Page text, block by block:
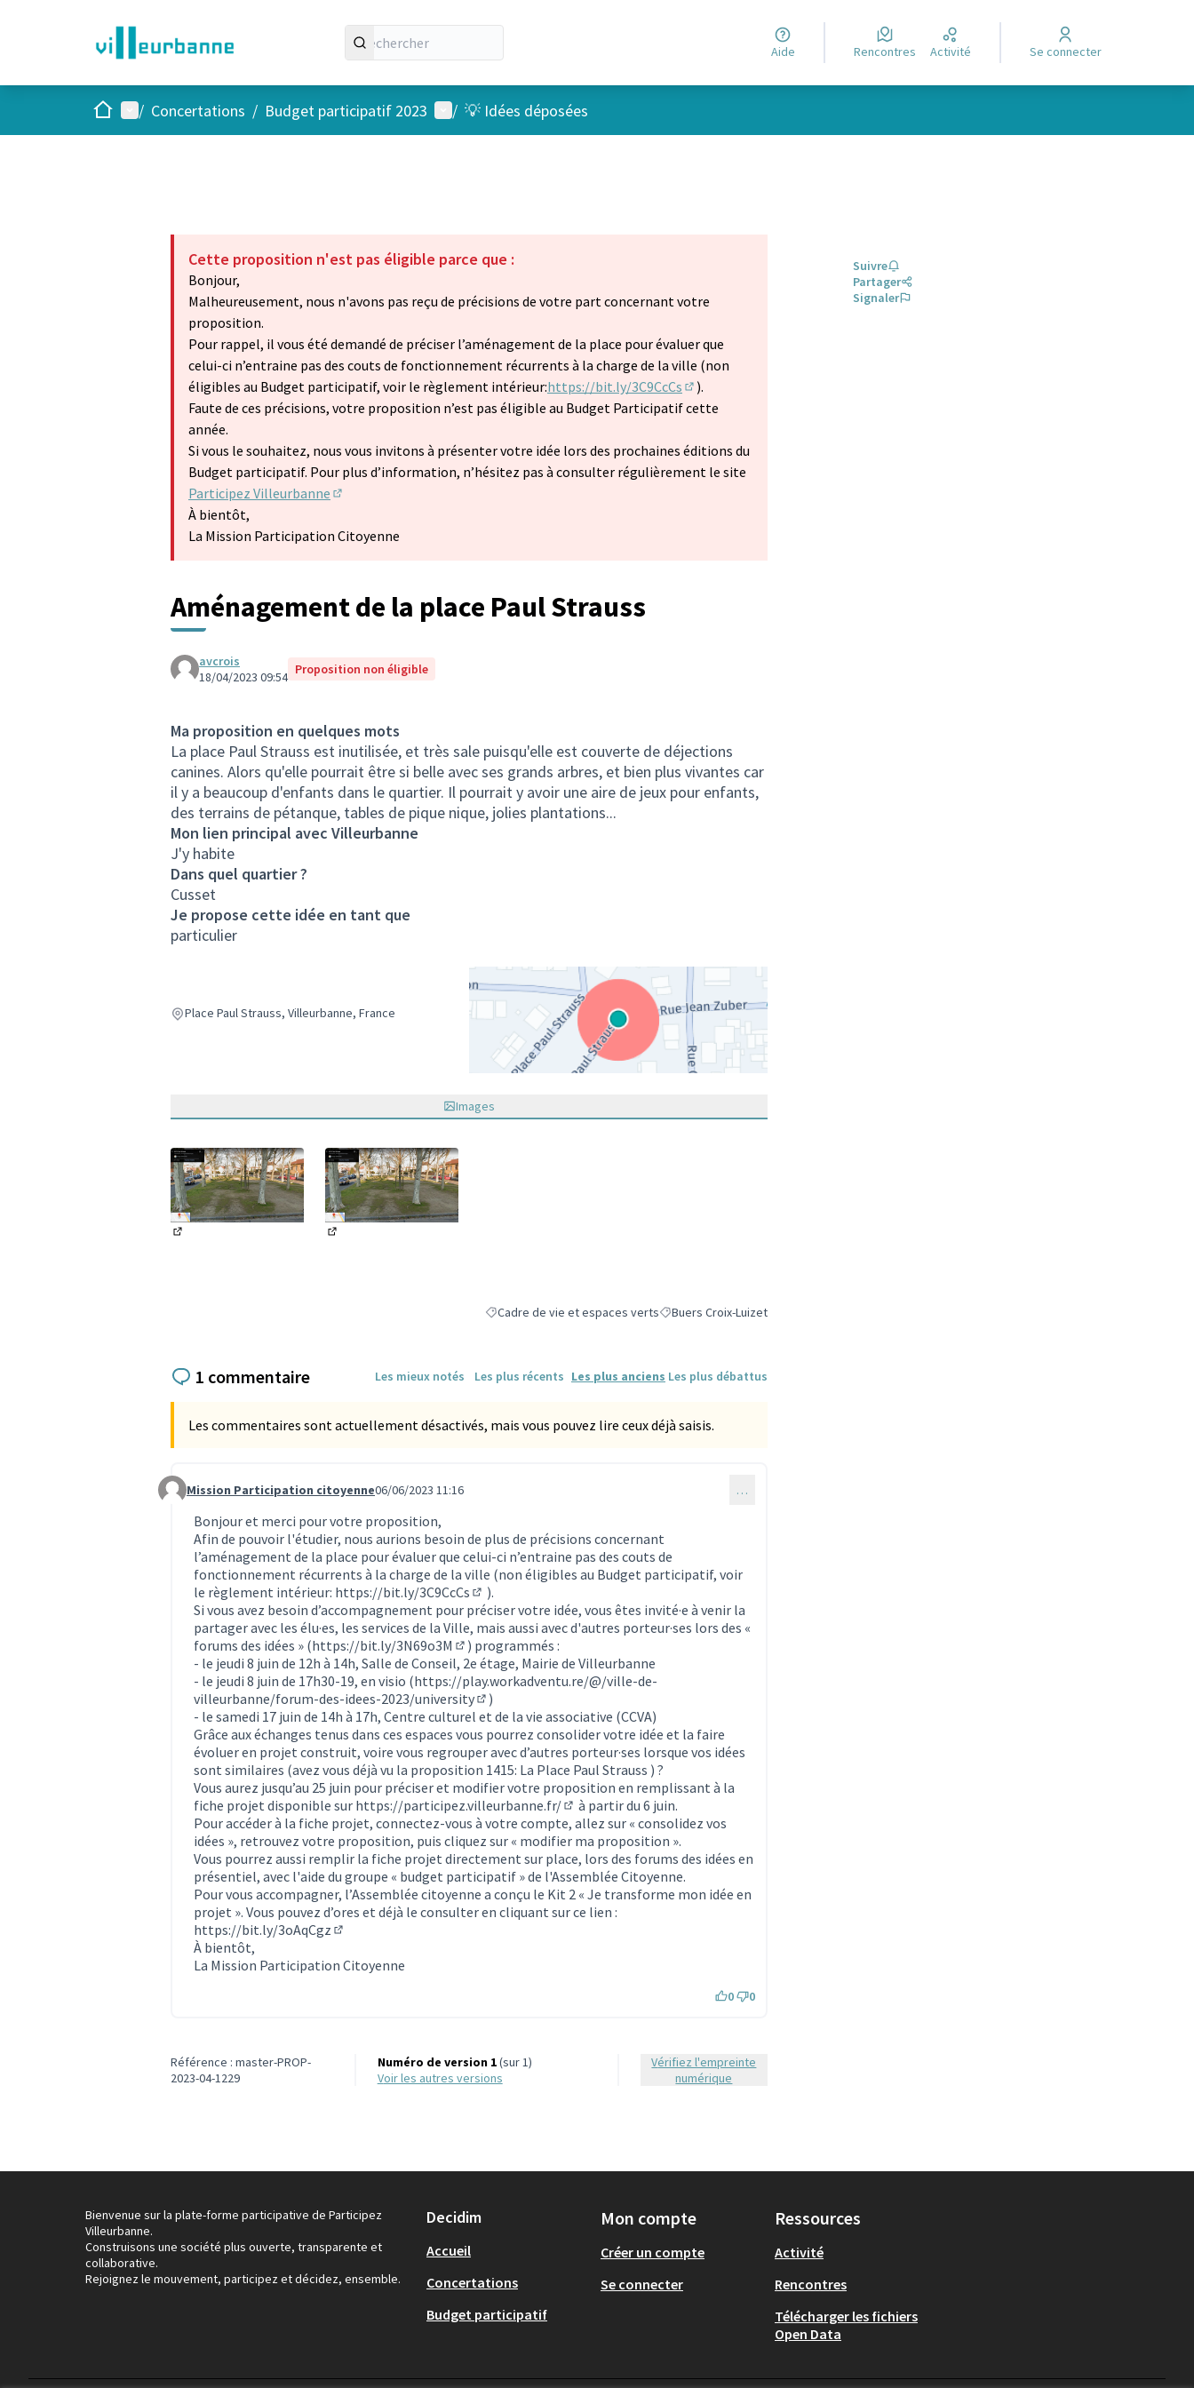
Aide Rencontres Activité Se connecter
AccueilMenu principal
/ Concertations / Budget participatif 2023 Menu utilisateur
/ 💡 Idées déposées
Cette proposition n'est pas éligible parce que :
Bonjour,
Malheureusement, nous n'avons pas reçu de précisions de votre part concernant votre
proposition.
Pour rappel, il vous été demandé de préciser l’aménagement de la place pour évaluer que
celui-ci n’entraine pas des couts de fonctionnement récurrents à la charge de la ville (non
éligibles au Budget participatif, voir le règlement intérieur:https://bit.ly/3C9CcCs
(Lien externe)
).
Faute de ces précisions, votre proposition n’est pas éligible au Budget Participatif cette
année.
Si vous le souhaitez, nous vous invitons à présenter votre idée lors des prochaines éditions du
Budget participatif. Pour plus d’information, n’hésitez pas à consulter régulièrement le site
Participez Villeurbanne
À bientôt,
La Mission Participation Citoyenne
Aménagement de la place Paul Strauss
avcrois
18/04/2023 09:54 Proposition non éligible
Ma proposition en quelques mots
La place Paul Strauss est inutilisée, et très sale puisqu'elle est couverte de déjections
canines. Alors qu'elle pourrait être si belle avec ses grands arbres, et bien plus vivantes car
il y a beaucoup d'enfants dans le quartier. Il pourrait y avoir une aire de jeux pour enfants,
des terrains de pétanque, tables de pique nique, jolies plantations...
Mon lien principal avec Villeurbanne
J'y habite
Dans quel quartier ?
Cusset
Je propose cette idée en tant que
particulier
Place Paul Strauss, Villeurbanne, France
Images
Filtrer les résultats de la catégorie : Cadre de vie et espaces verts
Cadre de vie et espaces vertsFiltrer les résultats pour le secteur : Buers Croix-Luizet
Buers Croix-Luizet
Suivre
Partager
Signaler
1 commentaire Les mieux notés Les plus récents Les plus anciens Les plus débattus
Les commentaires sont actuellement désactivés, mais vous pouvez lire ceux déjà saisis.
Commentaire 2473
Mission Participation citoyenne06/06/2023 11:16 …
Bonjour et merci pour votre proposition,
Afin de pouvoir l'étudier, nous aurions besoin de plus de précisions concernant
l’aménagement de la place pour évaluer que celui-ci n’entraine pas des couts de
fonctionnement récurrents à la charge de la ville (non éligibles au Budget participatif, voir
le règlement intérieur: https://bit.ly/3C9CcCs
(Lien externe)
).
Si vous avez besoin d’accompagnement pour préciser votre idée, vous êtes invité·e à venir la
partager avec les élu·es, les services de la Ville, mais aussi avec d'autres porteur·ses lors des «
forums des idées » (https://bit.ly/3N69o3M
(Lien externe)
) programmés :
- le jeudi 8 juin de 12h à 14h, Salle de Conseil, 2e étage, Mairie de Villeurbanne
- le jeudi 8 juin de 17h30-19, en visio (https://play.workadventu.re/@/ville-de-
villeurbanne/forum-des-idees-2023/university
(Lien externe)
)
- le samedi 17 juin de 14h à 17h, Centre culturel et de la vie associative (CCVA)
Grâce aux échanges tenus dans ces espaces vous pourrez consolider votre idée et la faire
évoluer en projet construit, voire vous regrouper avec d’autres porteur·ses lorsque vos idées
sont similaires (avez vous déjà vu la proposition 1415: La Place Paul Strauss ) ?
Vous aurez jusqu’au 25 juin pour préciser et modifier votre proposition en remplissant à la
fiche projet disponible sur https://participez.villeurbanne.fr/
(S'ouvre dans un nouvel onglet)
à partir du 6 juin.
Pour accéder à la fiche projet, connectez-vous à votre compte, allez sur « consolidez vos
idées », retrouvez votre proposition, puis cliquez sur « modifier ma proposition ».
Vous pourrez aussi remplir la fiche projet directement sur place, lors des forums des idées en
présentiel, avec l'aide du groupe « budget participatif » de l'Assemblée Citoyenne.
Pour vous accompagner, l’Assemblée citoyenne a conçu le Kit 2 « Je transforme mon idée en
projet ». Vous pouvez d’ores et déjà le consulter en cliquant sur ce lien :
https://bit.ly/3oAqCgz
À bientôt,
La Mission Participation Citoyenne
0 0
Référence : master-PROP-
2023-04-1229
Numéro de version 1(sur 1)
voir les autres versions
Vérifiez l'empreinte
numérique
Bienvenue sur la plate-forme participative de Participez
Villeurbanne.
Construisons une société plus ouverte, transparente et
collaborative.
Rejoignez le mouvement, participez et décidez, ensemble.
Decidim
Accueil
Concertations
Budget participatif
Mon compte
Créer un compte
Se connecter
Ressources
Activité
Rencontres
Télécharger les fichiers
Open Data